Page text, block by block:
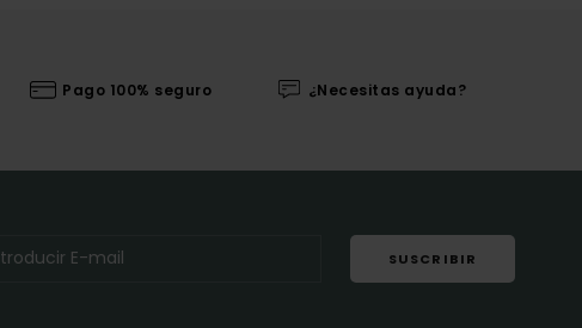
Pago 100% seguro ¿Necesitas ayuda?
SUSCRIBIR